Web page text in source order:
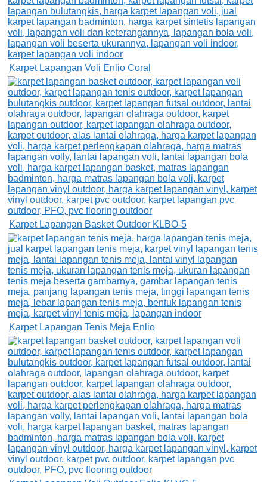
Karpet Lapangan Voli Enlio Coral
Karpet Lapangan Basket Outdoor KLBO-5
Karpet Lapangan Tenis Meja Enlio